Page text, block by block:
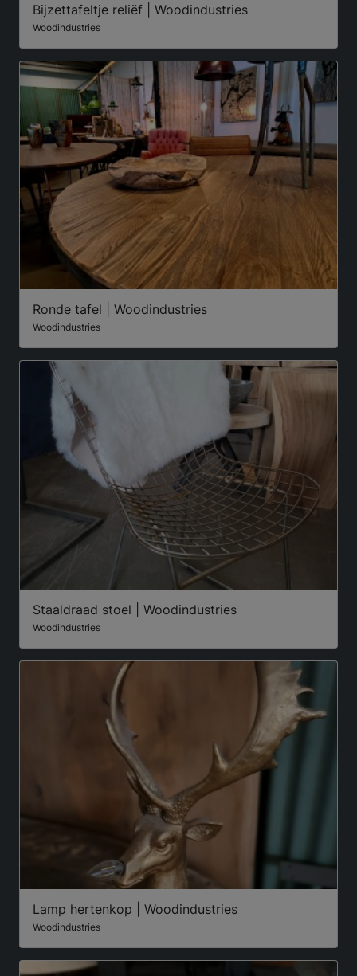
Bijzettafeltje reliëf | Woodindustries
Woodindustries
Ronde tafel | Woodindustries
Woodindustries
Staaldraad stoel | Woodindustries
Woodindustries
Lamp hertenkop | Woodindustries
Woodindustries